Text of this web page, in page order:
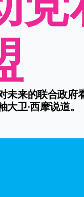
未来的联合政府
卫·西摩说道。